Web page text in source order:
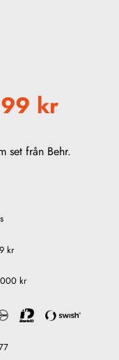
krDet
set från Behr.
kr
kr